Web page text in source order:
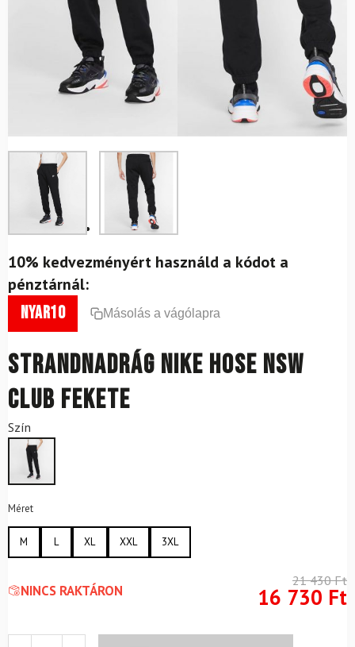
10% kedvezményért használd a kódot a
pénztárnál:
nyar10 Másolás a vágólapra
Strandnadrág NIKE Hose NSW
Club Fekete
Szín
Méret
M L XL XXL 3XL
NINCS RAKTÁRON
21 430Ft
16 730 Ft